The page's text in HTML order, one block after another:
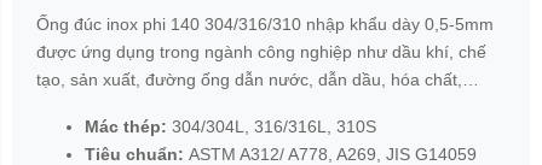
Ống đúc inox phi 140 304/316/310 nhập khẩu dày 0,5-5mm
được ứng dụng trong ngành công nghiệp như dầu khí, chế
tạo, sản xuất, đường ống dẫn nước, dẫn dầu, hóa chất,…
Mác thép: 304/304L, 316/316L, 310S
Tiêu chuẩn: ASTM A312/ A778, A269, JIS G14059